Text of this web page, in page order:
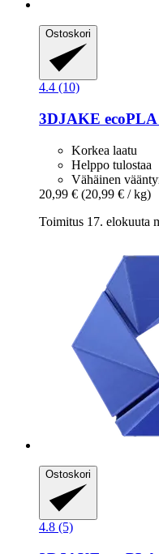
Ostoskori
4.4 (10)
3DJAKE
Korkea laatu
Helppo tulostaa
Vähäinen
20,99 € (20,99 € / kg)
Toimitus 17. elokuuta
Ostoskori
4.8 (5)